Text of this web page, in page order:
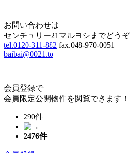
お問い合わせは
センチュリー21マルヨシまでどうぞ
tel.0120-311-882 fax.048-970-0051
baibai@0021.to
会員登録で
会員限定公開物件を閲覧できます！
290件
2476件